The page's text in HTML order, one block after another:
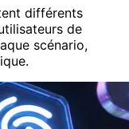
différents
de
scénario,